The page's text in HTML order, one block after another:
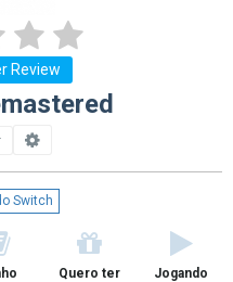
Review
Switch
Quero ter Jogando